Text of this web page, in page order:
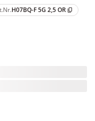
H07BQ-F 5G 2,5 OR content_copy